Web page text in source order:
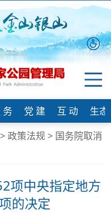
务 党 建 互 动
生
>政策法规> 国务院取消
项中央指定地方
的决定